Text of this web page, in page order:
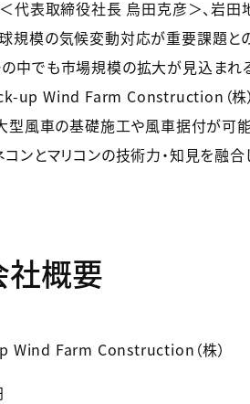
＜代表取締役社長 烏田克彦＞、岩
規模の気候変動対応が重要課題と
中でも市場規模の拡大が見込ま
up Wind Farm Construction（株
型風車の基礎施工や風車据付が可
コンとマリコンの技術力・知見を融
社概要
Wind Farm Construction（株）